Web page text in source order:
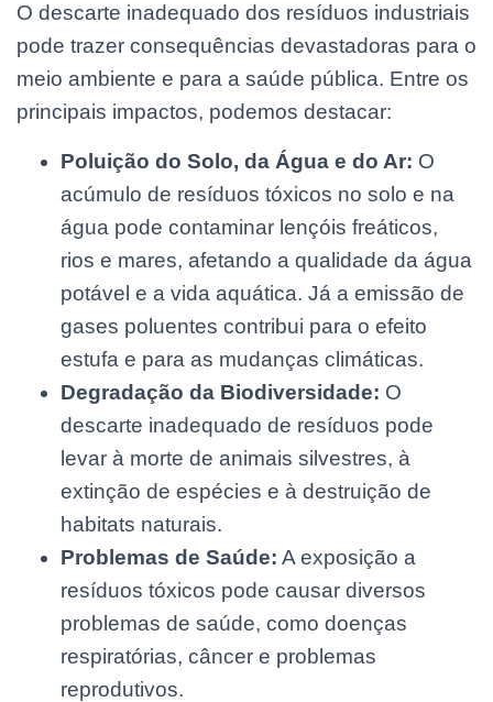
O descarte inadequado dos resíduos industriais
pode trazer consequências devastadoras para o
meio ambiente e para a saúde pública. Entre os
principais impactos, podemos destacar:
Poluição do Solo, da Água e do Ar: O
acúmulo de resíduos tóxicos no solo e na
água pode contaminar lençóis freáticos,
rios e mares, afetando a qualidade da água
potável e a vida aquática. Já a emissão de
gases poluentes contribui para o efeito
estufa e para as mudanças climáticas.
Degradação da Biodiversidade: O
descarte inadequado de resíduos pode
levar à morte de animais silvestres, à
extinção de espécies e à destruição de
habitats naturais.
Problemas de Saúde: A exposição a
resíduos tóxicos pode causar diversos
problemas de saúde, como doenças
respiratórias, câncer e problemas
reprodutivos.